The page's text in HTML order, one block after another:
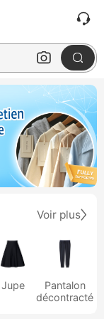
Voir plus
Jupe
Pantalon
décontracté